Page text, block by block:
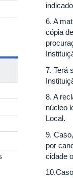
6. A
cópia
7. Terá
8. A
núcleo
Local.
9.
por
cidade